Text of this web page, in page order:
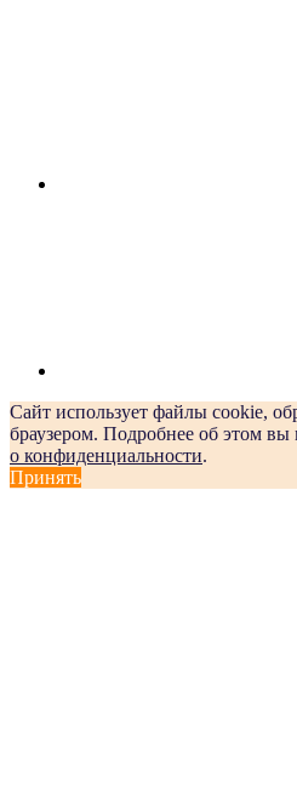
Сайт использует файлы cookie,
браузером. Подробнее об этом вы
о конфиденциальности.
Принять